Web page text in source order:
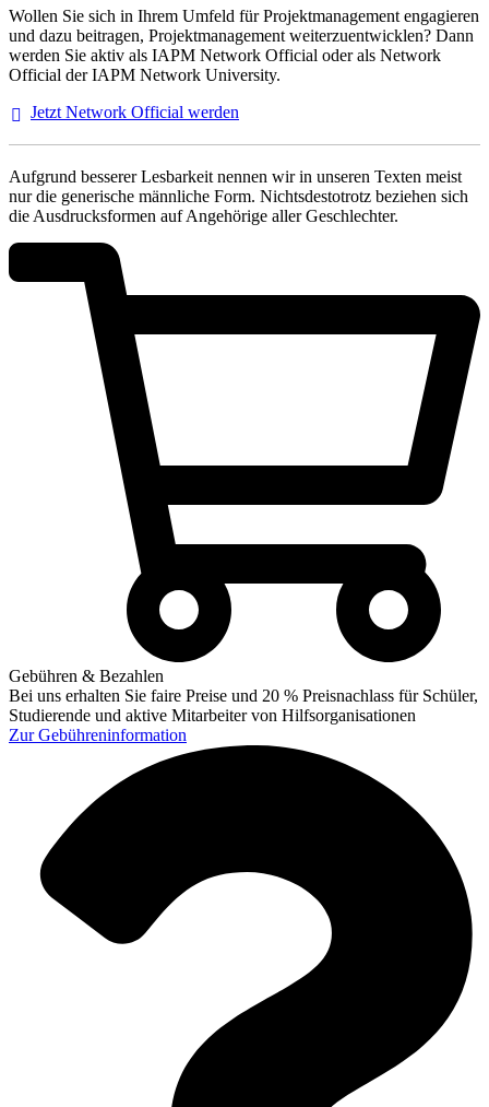
Wollen Sie sich in Ihrem Umfeld für Projektmanagement engagieren
und dazu beitragen, Projektmanagement weiterzuentwicklen? Dann
werden Sie aktiv als IAPM Network Official oder als Network
Official der IAPM Network University.
Jetzt Network Official werden
Aufgrund besserer Lesbarkeit nennen wir in unseren Texten meist
nur die generische männliche Form. Nichtsdestotrotz beziehen sich
die Ausdrucksformen auf Angehörige aller Geschlechter.
Gebühren & Bezahlen
Bei uns erhalten Sie faire Preise und 20 % Preisnachlass für Schüler,
Studierende und aktive Mitarbeiter von Hilfsorganisationen
ZurGebühreninformation